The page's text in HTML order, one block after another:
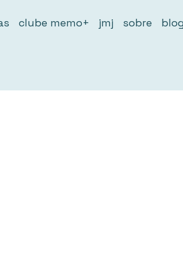
clube memo+ jmj sobre blog